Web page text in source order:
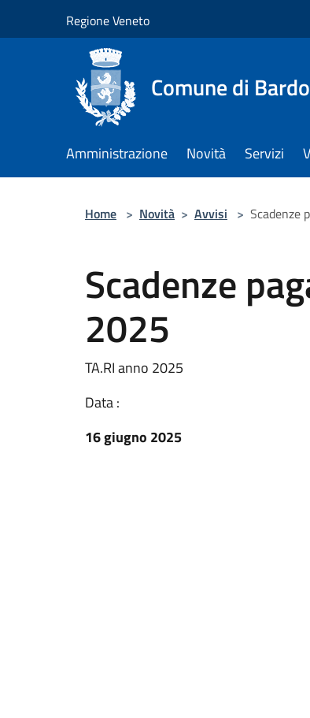
Regione Veneto
Comune di
Amministrazione Novità Servizi
Home > Novità > Avvisi > Scadenze
Scadenze
2025
TA.RI anno 2025
Data :
16 giugno 2025